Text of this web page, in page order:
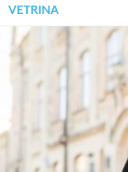
VETRINA